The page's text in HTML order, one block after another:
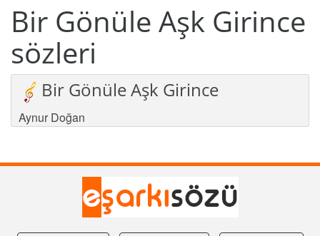
Bir Gönüle Aşk Girince
sözleri
Bir Gönüle Aşk Girince
Aynur Doğan